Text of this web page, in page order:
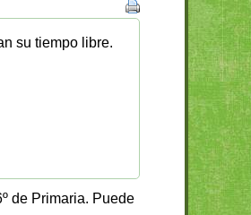
su tiempo libre.
de Primaria. Puede